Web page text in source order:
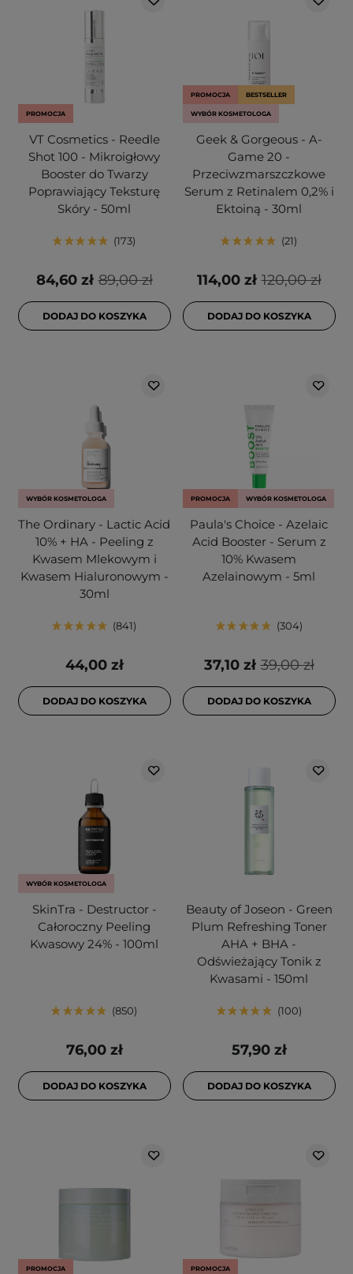
PROMOCJA
VT Cosmetics - Reedle
Shot 100 - Mikroigłowy
Booster do Twarzy
Poprawiający Teksturę
Skóry - 50ml
173
89,00 zł
84,60 zł
DODAJ DO KOSZYKA
PROMOCJA BESTSELLER
WYBÓR KOSMETOLOGA
Geek & Gorgeous - A-
Game 20 -
Przeciwzmarszczkowe
Serum z Retinalem 0,2% i
Ektoiną - 30ml
21
120,00 zł
114,00 zł
DODAJ DO KOSZYKA
WYBÓR KOSMETOLOGA
The Ordinary - Lactic Acid
10% + HA - Peeling z
Kwasem Mlekowym i
Kwasem Hialuronowym -
30ml
841
44,00 zł
DODAJ DO KOSZYKA
PROMOCJA WYBÓR KOSMETOLOGA
Paula's Choice - Azelaic
Acid Booster - Serum z
10% Kwasem
Azelainowym - 5ml
304
39,00 zł
37,10 zł
DODAJ DO KOSZYKA
WYBÓR KOSMETOLOGA
SkinTra - Destructor -
Całoroczny Peeling
Kwasowy 24% - 100ml
850
76,00 zł
DODAJ DO KOSZYKA
Beauty of Joseon - Green
Plum Refreshing Toner
AHA + BHA -
Odświeżający Tonik z
Kwasami - 150ml
100
57,90 zł
DODAJ DO KOSZYKA
PROMOCJA PROMOCJA